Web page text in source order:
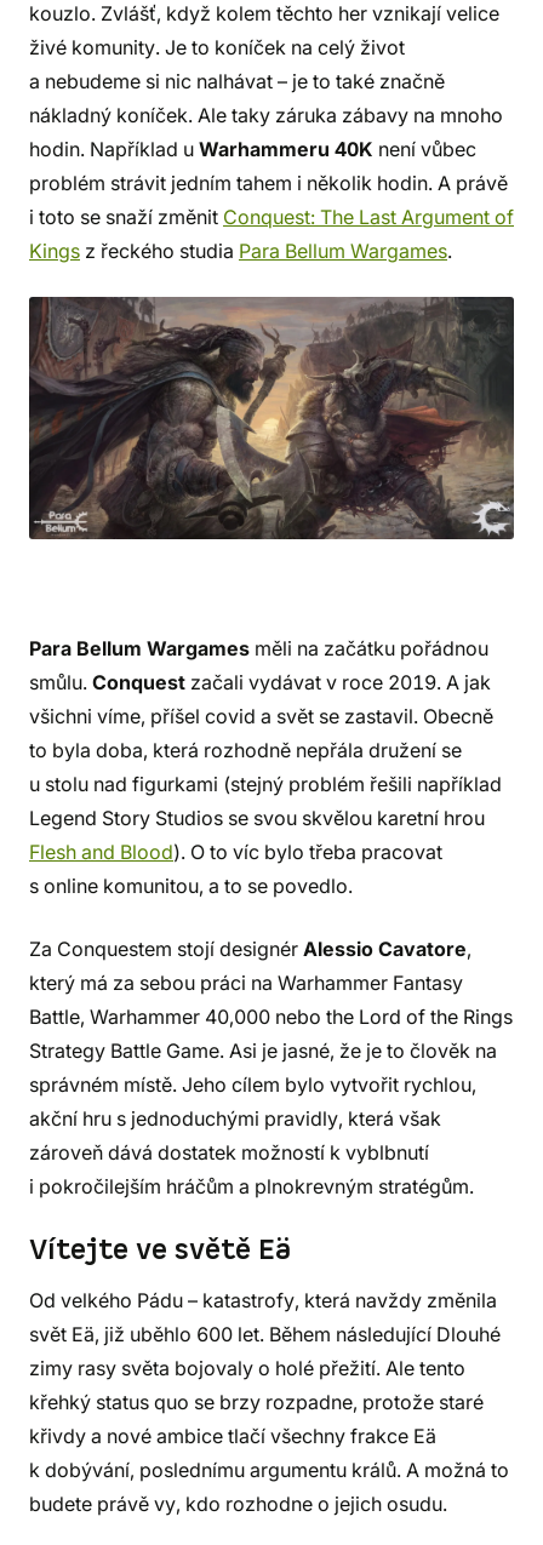
kouzlo. Zvlášť, když kolem těchto her vznikají velice
živé komunity. Je to koníček na celý život
a nebudeme si nic nalhávat – je to také značně
nákladný koníček. Ale taky záruka zábavy na mnoho
hodin. Například u Warhammeru 40K není vůbec
problém strávit jedním tahem i několik hodin. A právě
i toto se snaží změnit Conquest: The Last Argument of
Kings z řeckého studia Para Bellum Wargames.
Para Bellum Wargames měli na začátku pořádnou
smůlu. Conquest začali vydávat v roce 2019. A jak
všichni víme, příšel covid a svět se zastavil. Obecně
to byla doba, která rozhodně nepřála družení se
u stolu nad figurkami (stejný problém řešili například
Legend Story Studios se svou skvělou karetní hrou
Flesh and Blood). O to víc bylo třeba pracovat
s online komunitou, a to se povedlo.
Za Conquestem stojí designér Alessio Cavatore,
který má za sebou práci na Warhammer Fantasy
Battle, Warhammer 40,000 nebo the Lord of the Rings
Strategy Battle Game. Asi je jasné, že je to člověk na
správném místě. Jeho cílem bylo vytvořit rychlou,
akční hru s jednoduchými pravidly, která však
zároveň dává dostatek možností k vyblbnutí
i pokročilejším hráčům a plnokrevným stratégům.
Vítejte ve světě Eä
Od velkého Pádu – katastrofy, která navždy změnila
svět Eä, již uběhlo 600 let. Během následující Dlouhé
zimy rasy světa bojovaly o holé přežití. Ale tento
křehký status quo se brzy rozpadne, protože staré
křivdy a nové ambice tlačí všechny frakce Eä
k dobývání, poslednímu argumentu králů. A možná to
budete právě vy, kdo rozhodne o jejich osudu.